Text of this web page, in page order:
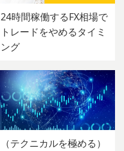
24時間稼働するFX相場で
トレードをやめるタイミ
ング
（テクニカルを極める）